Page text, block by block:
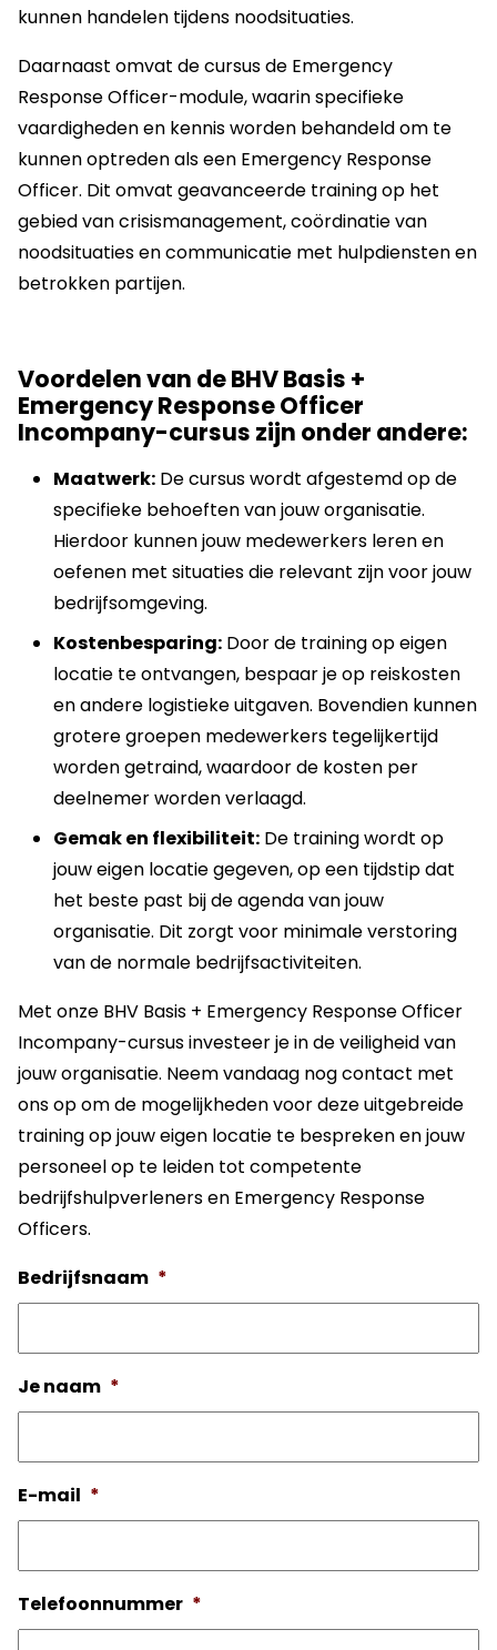
kunnen handelen tijdens noodsituaties.
Daarnaast omvat de cursus de Emergency
Response Officer-module, waarin specifieke
vaardigheden en kennis worden behandeld om te
kunnen optreden als een Emergency Response
Officer. Dit omvat geavanceerde training op het
gebied van crisismanagement, coördinatie van
noodsituaties en communicatie met hulpdiensten en
betrokken partijen.
Voordelen van de BHV Basis +
Emergency Response Officer
Incompany-cursus zijn onder andere:
Maatwerk: De cursus wordt afgestemd op de
specifieke behoeften van jouw organisatie.
Hierdoor kunnen jouw medewerkers leren en
oefenen met situaties die relevant zijn voor jouw
bedrijfsomgeving.
Kostenbesparing: Door de training op eigen
locatie te ontvangen, bespaar je op reiskosten
en andere logistieke uitgaven. Bovendien kunnen
grotere groepen medewerkers tegelijkertijd
worden getraind, waardoor de kosten per
deelnemer worden verlaagd.
Gemak en flexibiliteit: De training wordt op
jouw eigen locatie gegeven, op een tijdstip dat
het beste past bij de agenda van jouw
organisatie. Dit zorgt voor minimale verstoring
van de normale bedrijfsactiviteiten.
Met onze BHV Basis + Emergency Response Officer
Incompany-cursus investeer je in de veiligheid van
jouw organisatie. Neem vandaag nog contact met
ons op om de mogelijkheden voor deze uitgebreide
training op jouw eigen locatie te bespreken en jouw
personeel op te leiden tot competente
bedrijfshulpverleners en Emergency Response
Officers.
Bedrijfsnaam *
Je naam *
E-mail *
Telefoonnummer *